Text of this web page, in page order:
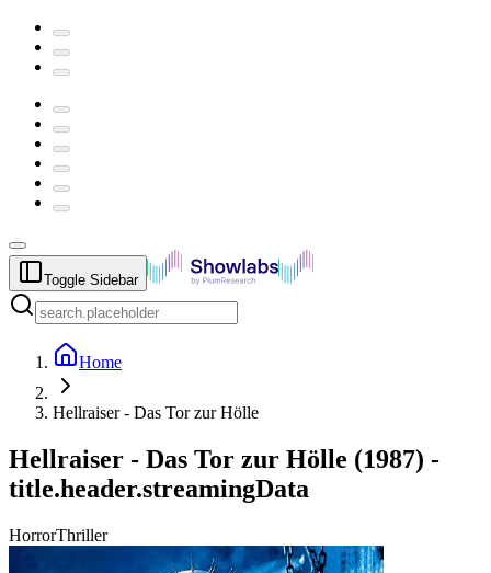
Toggle Sidebar
Home
Hellraiser - Das Tor zur Hölle
Hellraiser - Das Tor zur Hölle (1987) -
title.header.streamingData
HorrorThriller